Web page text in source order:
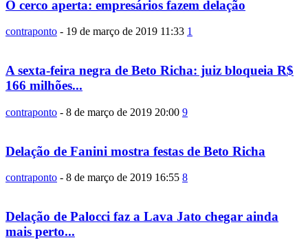
O cerco aperta: empresários fazem delação
contraponto - 19 de março de 2019 11:33 1
A sexta-feira negra de Beto Richa: juiz bloqueia R$
166 milhões...
contraponto - 8 de março de 2019 20:00 9
Delação de Fanini mostra festas de Beto Richa
contraponto - 8 de março de 2019 16:55 8
Delação de Palocci faz a Lava Jato chegar ainda
mais perto...